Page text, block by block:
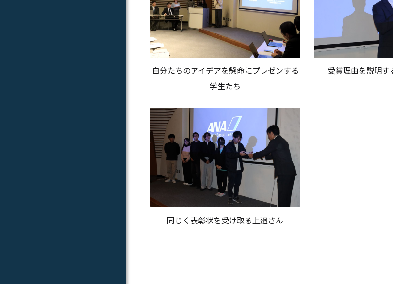
自分たちのアイデアを懸命にプレゼンする
学生たち
受賞理由を説明す
同じく表彰状を受け取る上廻さん